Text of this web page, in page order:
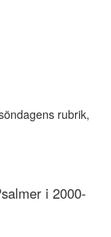
rubrik,
i 2000-